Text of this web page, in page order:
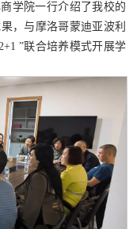
学院一行介绍了我校的
，与摩洛哥蒙迪亚波利
”联合培养模式开展学